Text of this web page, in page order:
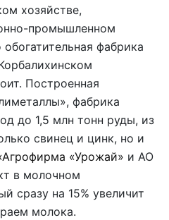
хозяйстве,
промышленном
фабрика
Построенная
фабрика
до 1,5 млн тонн руды, из
свинец и цинк, но и
«Урожай» и АО
в молочном
сразу на 15% увеличит
молока.